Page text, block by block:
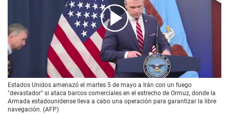
00:00 01:58
Estados Unidos amenazó el martes 5 de mayo a Irán con un fuego
"devastador" si ataca barcos comerciales en el estrecho de Ormuz, donde la
Armada estadounidense lleva a cabo una operación para garantizar la libre
navegación. (AFP)